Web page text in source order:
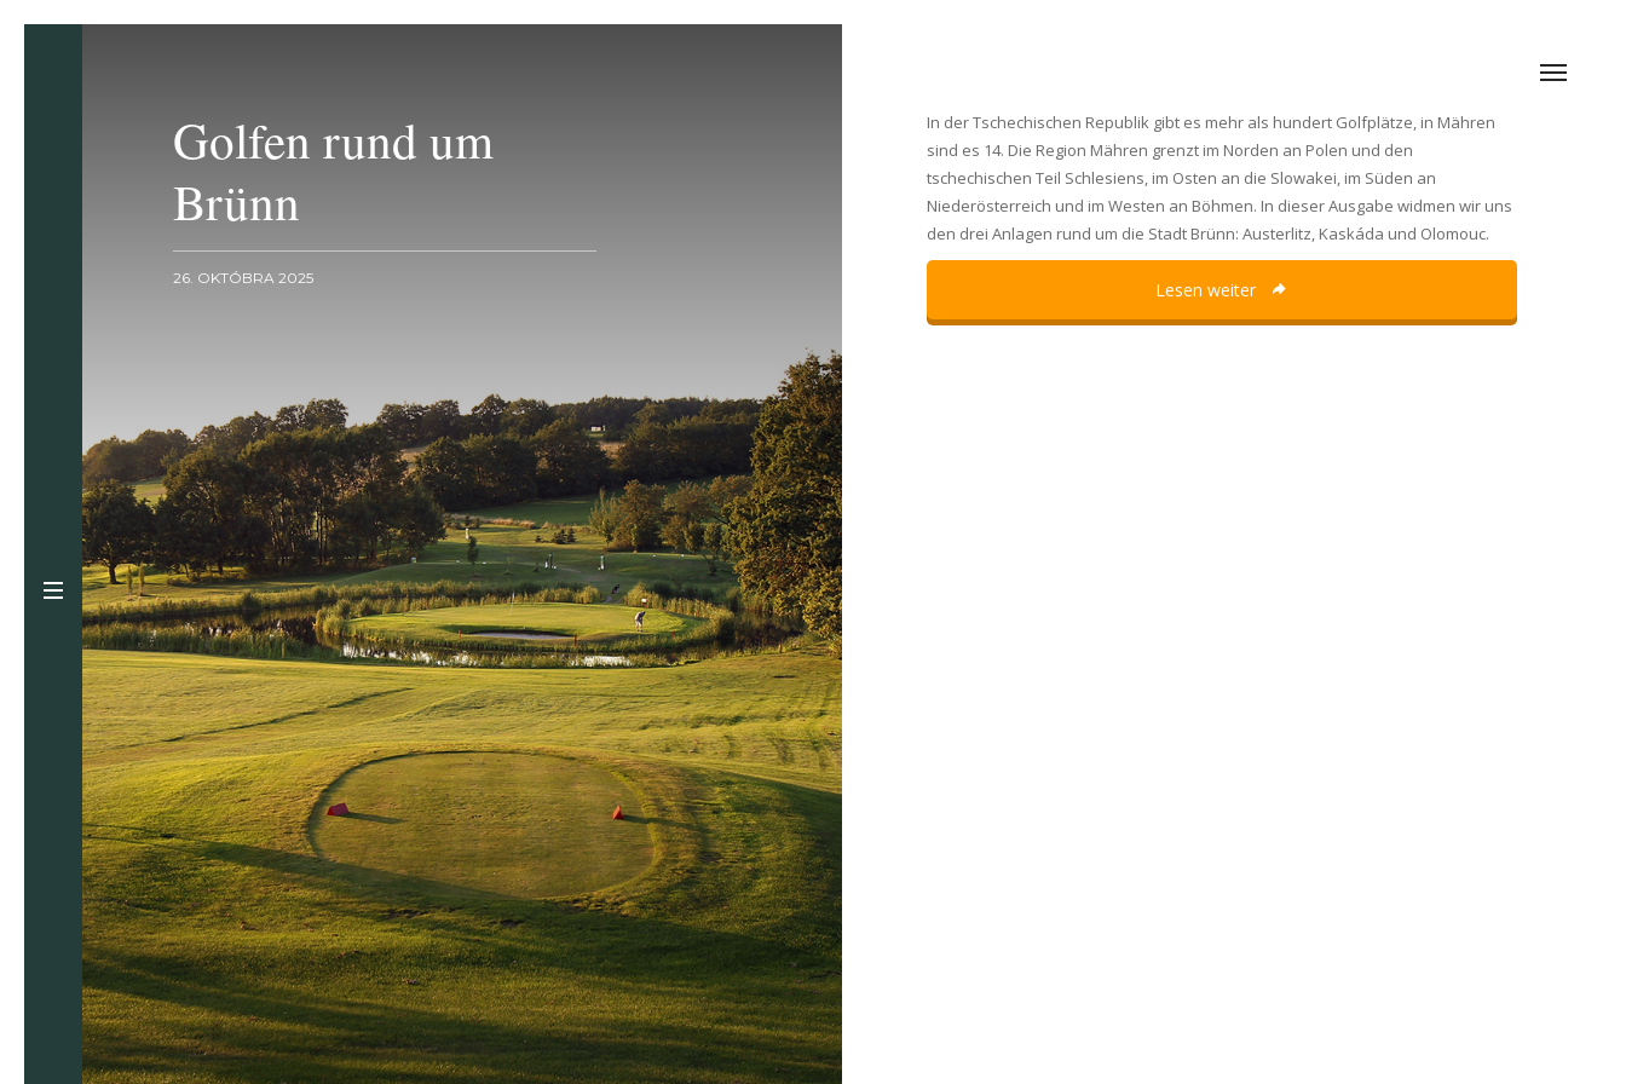
Golfen rund um
Brünn
26. OKTÓBRA 2025
In der Tschechischen Republik gibt es mehr als hundert Golfplätze, in Mähren
sind es 14. Die Region Mähren grenzt im Norden an Polen und den
tschechischen Teil Schlesiens, im Osten an die Slowakei, im Süden an
Niederösterreich und im Westen an Böhmen. In dieser Ausgabe widmen wir uns
den drei Anlagen rund um die Stadt Brünn: Austerlitz, Kaskáda und Olomouc.
Lesen weiter